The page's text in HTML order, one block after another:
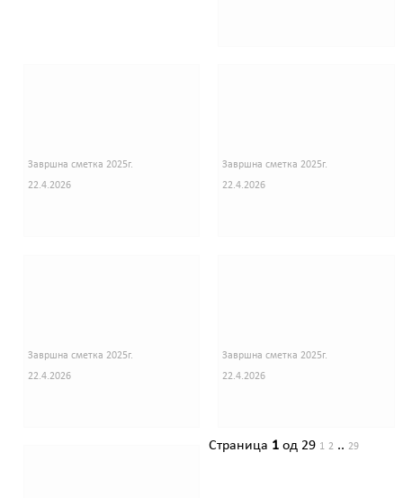
Завршна сметка 2025г.
22.4.2026
Завршна сметка 2025г.
22.4.2026
Завршна сметка 2025г.
22.4.2026
Завршна сметка 2025г.
22.4.2026
Страница 1 од 29 1 2 ..29